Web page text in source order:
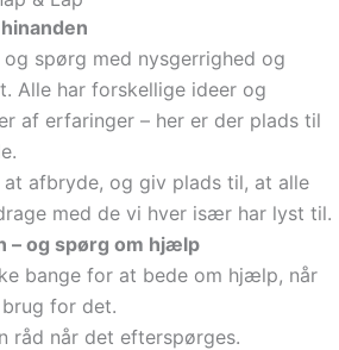
og spørg med nysgerrighed og
Alle har forskellige ideer og
af erfaringer – her er der plads til
at afbryde, og giv plads til, at alle
med de vi hver især har lyst til.
– og spørg om hjælp
bange for at bede om hjælp, når
for det.
råd når det efterspørges.